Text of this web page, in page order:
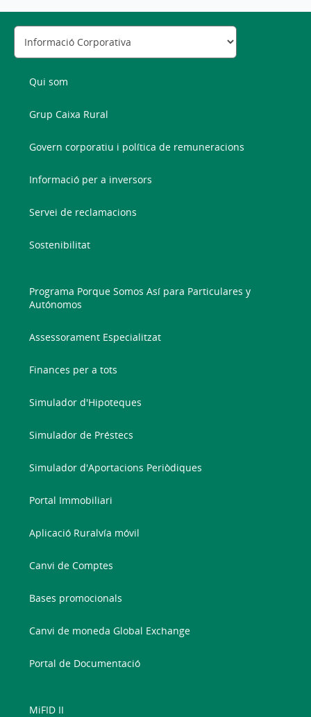
Qui som
Grup Caixa Rural
Govern corporatiu i política de remuneracions
Informació per a inversors
Servei de reclamacions
Sostenibilitat
Programa Porque Somos Así para Particulares y
Autónomos
Assessorament Especialitzat
Finances per a tots
Simulador d'Hipoteques
Simulador de Préstecs
Simulador d'Aportacions Periòdiques
Portal Immobiliari
Aplicació Ruralvía móvil
Canvi de Comptes
Bases promocionals
Canvi de moneda Global Exchange
Portal de Documentació
MiFID II